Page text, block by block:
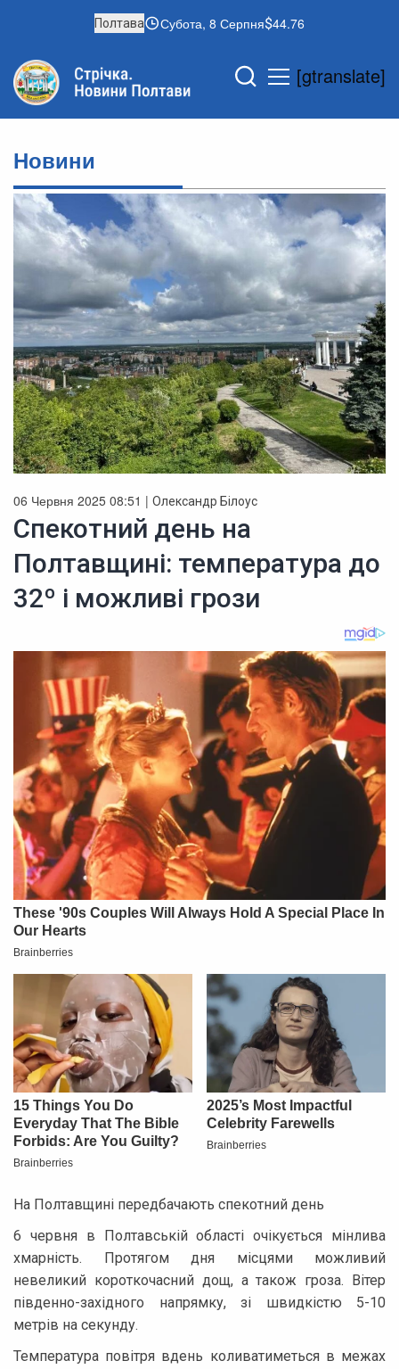
Полтава Субота, 8 Серпня 44.76
[gtranslate]
Новини
06 Червня 2025 08:51 | Олександр Білоус
Спекотний день на
Полтавщині: температура до
32º і можливі грози
На Полтавщині передбачають спекотний день
6 червня в Полтавській області очікується мінлива
хмарність. Протягом дня місцями можливий
невеликий короткочасний дощ, а також гроза. Вітер
південно-західного напрямку, зі швидкістю 5-10
метрів на секунду.
Температура повітря вдень коливатиметься в межах